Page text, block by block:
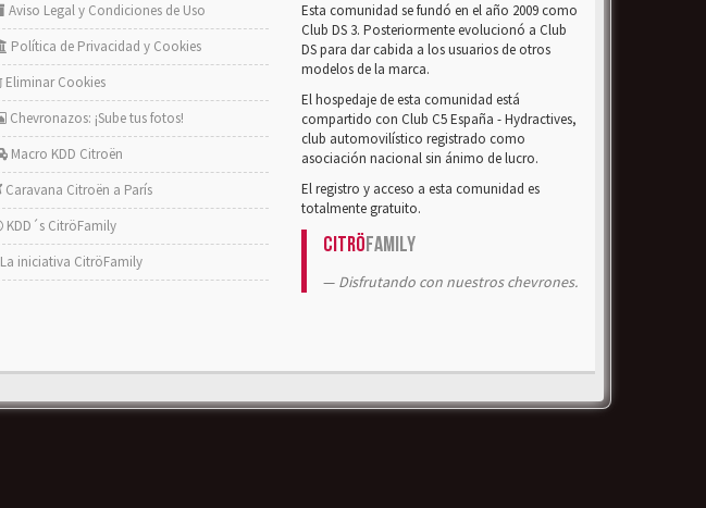
Aviso Legal y Condiciones de Uso
Política de Privacidad y Cookies
Eliminar Cookies
Chevronazos: ¡Sube tus fotos!
Macro KDD Citroën
Caravana Citroën a París
KDD´s CitröFamily
La iniciativa CitröFamily
Esta comunidad se fundó en el año 2009 como
Club DS 3. Posteriormente evolucionó a Club
DS para dar cabida a los usuarios de otros
modelos de la marca.
El hospedaje de esta comunidad está
compartido con Club C5 España - Hydractives,
club automovilístico registrado como
asociación nacional sin ánimo de lucro.
El registro y acceso a esta comunidad es
totalmente gratuito.
CitröFamily
Disfrutando con nuestros chevrones.